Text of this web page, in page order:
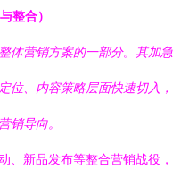
整合）
体营销方案的一部分。其加急
位、内容策略层面快速切入，
销导向。
、新品发布等整合营销战役，